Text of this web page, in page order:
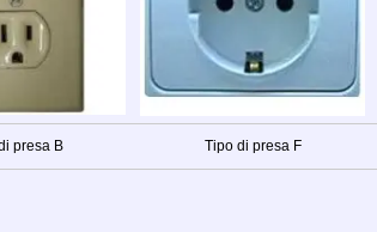
presa B Tipo di presa F